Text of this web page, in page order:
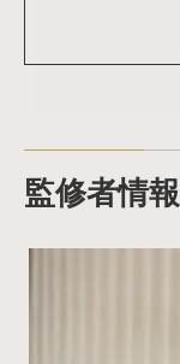
監修者情報